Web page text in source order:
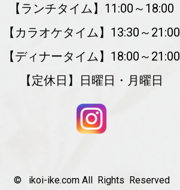
【ランチタイム】11:00～18:00
【カラオケタイム】13:30～21:00
【ディナータイム】18:00～21:00
【定休日】日曜日・月曜日
© ikoi-ike.com All Rights Reserved